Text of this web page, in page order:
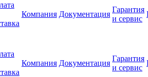
Компания Документация
Гарантия
и сервис
Компания Документация
Гарантия
и сервис